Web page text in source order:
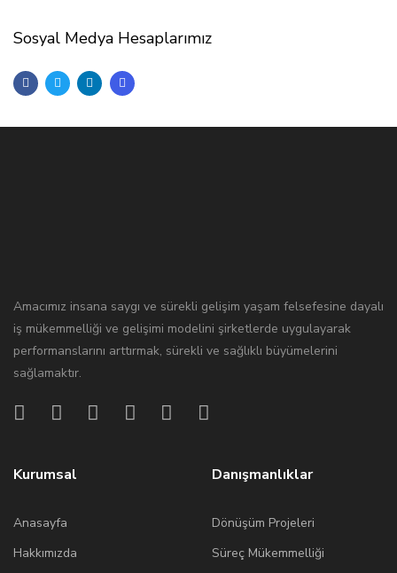
Sosyal Medya Hesaplarımız
Amacımız insana saygı ve sürekli gelişim yaşam felsefesine dayalı
iş mükemmelliği ve gelişimi modelini şirketlerde uygulayarak
performanslarını arttırmak, sürekli ve sağlıklı büyümelerini
sağlamaktır.
Kurumsal
Anasayfa
Hakkımızda
Danışmanlıklar
Dönüşüm Projeleri
Süreç Mükemmelliği